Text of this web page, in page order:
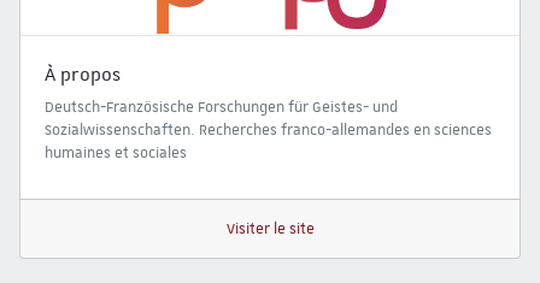
À propos
Deutsch-Französische Forschungen für Geistes- und
Sozialwissenschaften. Recherches franco-allemandes en sciences
humaines et sociales
Visiter le site